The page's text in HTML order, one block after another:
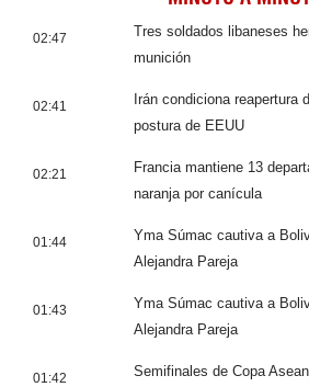
02:47
Tres soldados libaneses
munición
02:41
Irán condiciona reapertura
postura de EEUU
02:21
Francia mantiene 13
naranja por canícula
01:44
Yma Súmac cautiva a
Alejandra Pareja
01:43
Yma Súmac cautiva a
Alejandra Pareja
01:42
Semifinales de Copa